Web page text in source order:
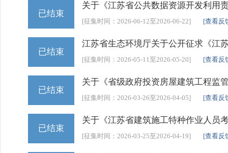
已结束
关于《江苏省公共数据资源开发利用
[征集时间：2026-06-12至2026-06-22] [查看反
已结束
江苏省生态环境厅关于公开征求《江
[征集时间：2026-05-11至2026-05-20] [查看反
已结束
关于《省级政府投资房屋建筑工程监
[征集时间：2026-03-26至2026-04-05] [查看反
已结束
关于《江苏省建筑施工特种作业人员
[征集时间：2026-03-25至2026-04-19] [查看反